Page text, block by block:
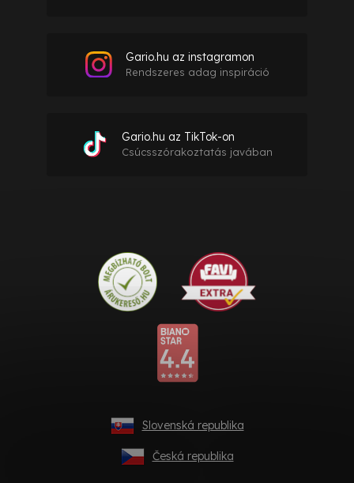
Gario.hu az instagramon
Rendszeres adag inspiráció
Gario.hu az TikTok-on
Csúcsszórakoztatás javában
Slovenská republika
Česká republika